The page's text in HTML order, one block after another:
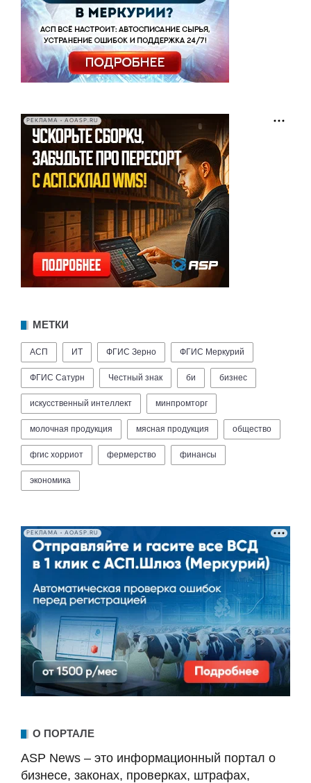
РЕКЛАМА • AOASP.RU
МЕТКИ
АСП ИТ ФГИС Зерно ФГИС Меркурий
ФГИС Сатурн Честный знак би бизнес
искусственный интеллект минпромторг
молочная продукция мясная продукция общество
фгис хорриот фермерство финансы
экономика
РЕКЛАМА • AOASP.RU
О ПОРТАЛЕ
ASP News – это информационный портал о
бизнесе, законах, проверках, штрафах,